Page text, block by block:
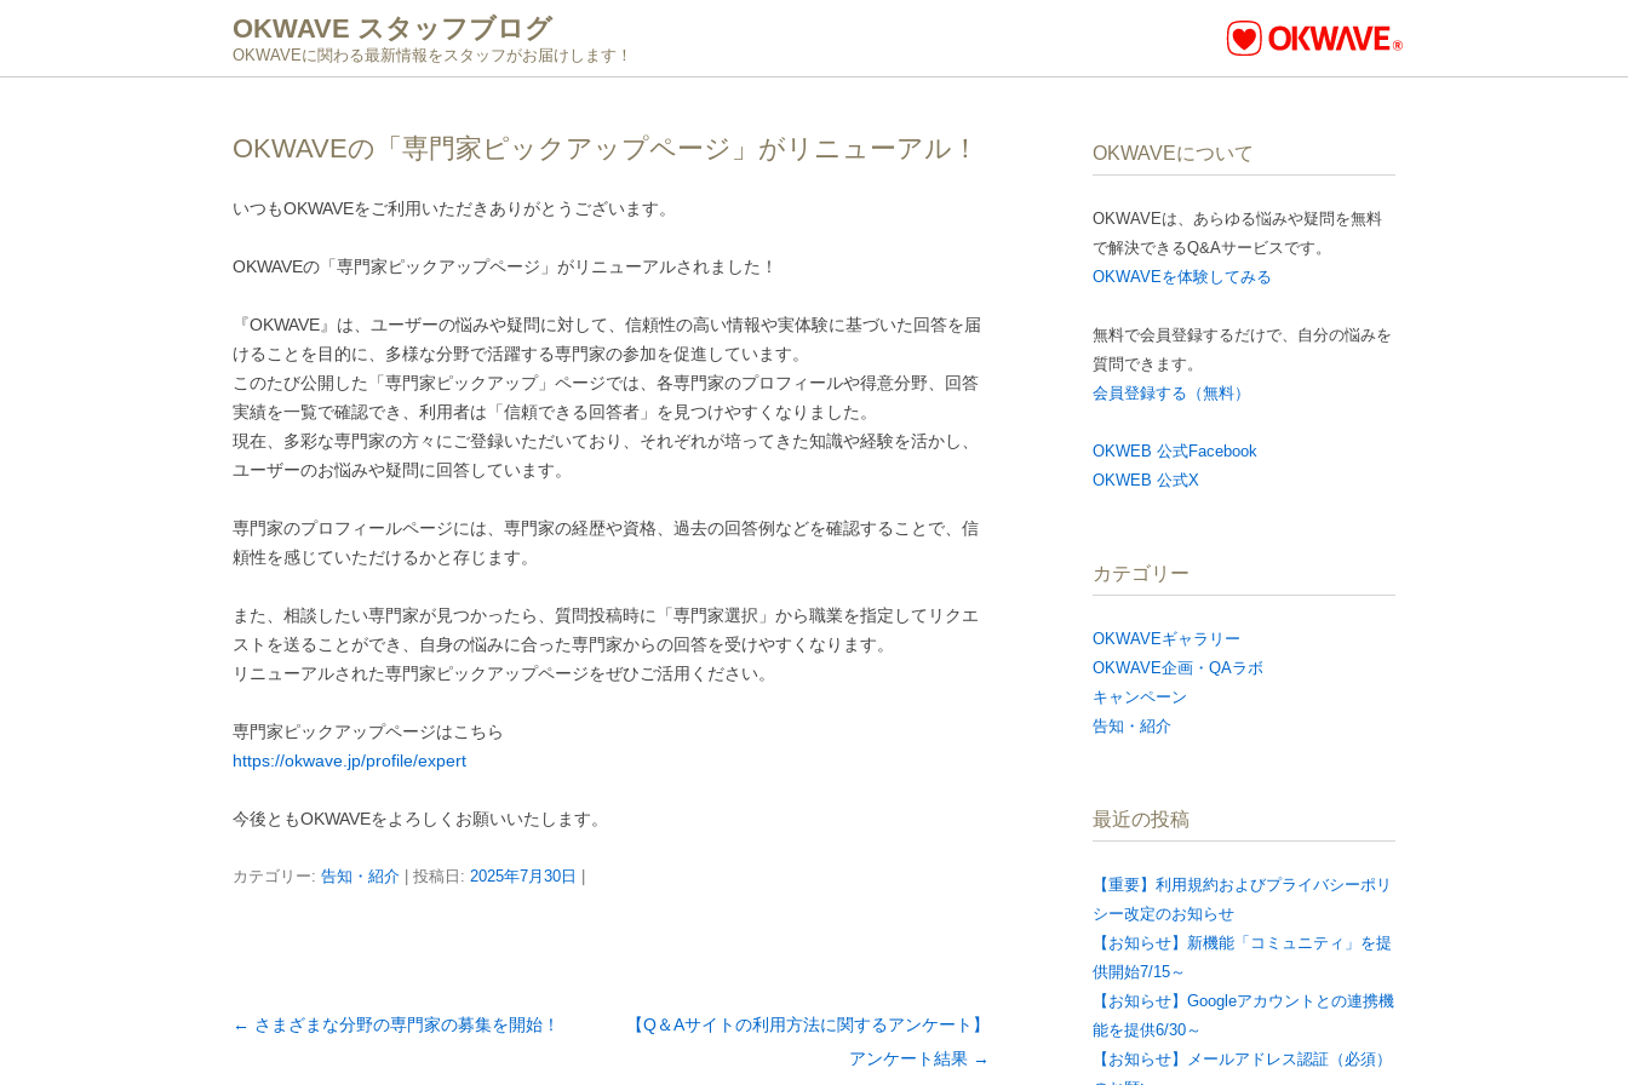
OKWAVE スタッフブログ
OKWAVEに関わる最新情報をスタッフがお届けします！
OKWAVEの「専門家ピックアップページ」がリニューアル！
いつもOKWAVEをご利用いただきありがとうございます。
OKWAVEの「専門家ピックアップページ」がリニューアルされました！
『OKWAVE』は、ユーザーの悩みや疑問に対して、信頼性の高い情報や実体験に基づいた回答を届
けることを目的に、多様な分野で活躍する専門家の参加を促進しています。
このたび公開した「専門家ピックアップ」ページでは、各専門家のプロフィールや得意分野、回答
実績を一覧で確認でき、利用者は「信頼できる回答者」を見つけやすくなりました。
現在、多彩な専門家の方々にご登録いただいており、それぞれが培ってきた知識や経験を活かし、
ユーザーのお悩みや疑問に回答しています。
専門家のプロフィールページには、専門家の経歴や資格、過去の回答例などを確認することで、信
頼性を感じていただけるかと存じます。
また、相談したい専門家が見つかったら、質問投稿時に「専門家選択」から職業を指定してリクエ
ストを送ることができ、自身の悩みに合った専門家からの回答を受けやすくなります。
リニューアルされた専門家ピックアップページをぜひご活用ください。
専門家ピックアップページはこちら
https://okwave.jp/profile/expert
今後ともOKWAVEをよろしくお願いいたします。
カテゴリー: 告知・紹介 | 投稿日: 2025年7月30日
投
← さまざまな分野の専門家の募集を開始！
【Q＆Aサイトの利用方法に関するアンケート​】
アンケート結果 →
OKWAVEについて
OKWAVEは、あらゆる悩みや疑問を無料
で解決できるQ&Aサービスです。
OKWAVEを体験してみる
無料で会員登録するだけで、自分の悩みを
質問できます。
会員登録する（無料）
OKWEB 公式Facebook
OKWEB 公式X
カテゴリー
OKWAVEギャラリー
OKWAVE企画・QAラボ
キャンペーン
告知・紹介
最近の投稿
【重要】利用規約およびプライバシーポリ
シー改定のお知らせ
【お知らせ】新機能「コミュニティ」を提
供開始7/15～
【お知らせ】Googleアカウントとの連携機
能を提供6/30～
【お知らせ】メールアドレス認証（必須）